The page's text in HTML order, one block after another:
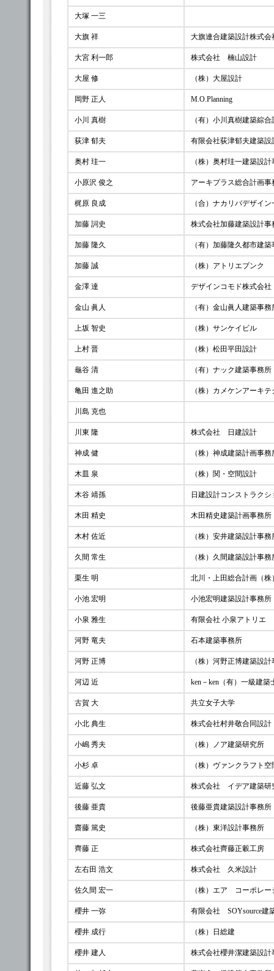
大塚 一三
大旗 祥 大旗連合建築設計株式
大宮 利一郎 株式会社 楠山設計
大屋 修 （株）大屋設計
岡野 正人 M.O.Planning
小川 真樹 （有）小川真樹建築綜
荻津 郁夫 有限会社荻津郁夫建築
奥村 珪一 （株）奥村珪一建築設
小原沢 俊之 アーキプラス総合計画
梶原 良成 （合）ナカリバデザイ
加藤 詞史 株式会社加藤建築設計
加藤 隆久 （有）加藤隆久都市建
加藤 誠 （株）アトリエブンク
金澤 達 デザインコモド株式会社
金山 眞人 （有）金山眞人建築事
上坂 智史 （株）サンケイビル
上村 晋 （株）松田平田設計
龜谷 清 （有）ナック建築事務所
亀田 進之助 （株）カメケンアーキ
川島 克也
川東 隆 株式会社 日建設計
神成 健 （株）神成建築計画事
木皿 泉 （株）関・空間設計
木谷 靖孫 日建設計コンストラク
木田 精史 木田精史建築計画事務所
木村 佐近 （株）安井建築設計事
久間 常生 （株）久間建築設計事
栗生 明 北川・上田総合計画（
小池 宏明 小池宏明建築設計事務所
小泉 雅生 有限会社 小泉アトリエ
河野 竜夫 石本建築事務所
河野 正博 （株）河野正博建築設
河辺 近 ken－ken（有）一級建
古賀 大 共立女子大学
小北 典生 株式会社村井敬合同設計
小嶋 秀夫 （株）ノア建築研究所
小杉 卓 （株）ヴァンクラフト
近藤 弘文 株式会社 イデア建築研
後藤 亜貴 後藤亜貴建築設計事務所
齋藤 篤史 （株）東洋設計事務所
齊藤 正 株式会社齊藤正轂工房
左右田 浩文 株式会社 久米設計
佐久間 宏一 （株）エア コーポレ
櫻井 一弥 有限会社 SOYsource建
櫻井 成行 （株）日総建
櫻井 建人 株式会社櫻井潔建築設